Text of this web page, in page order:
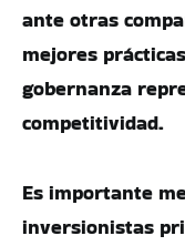
ante otras
mejores
gobernanza
competitividad.
Es importante
inversionistas